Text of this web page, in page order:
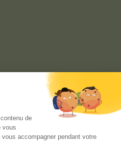
de
vous
accompagner pendant votre
Instagram
INC. TOUS DROITS RÉSERVÉS.